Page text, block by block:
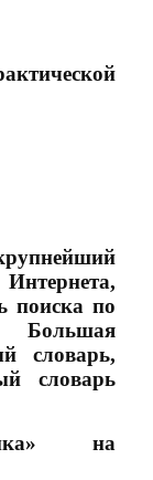
поиска по
Большая
словарь,
словарь
на